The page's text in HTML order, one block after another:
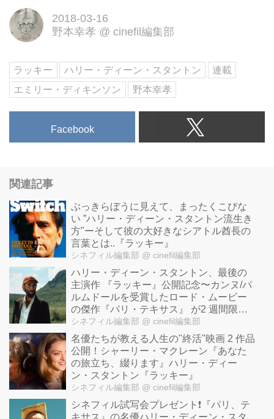
2018-03-16
野本幸孝 @ cinefil編集部
ラッキー ハリー・ディーン・スタントン
連載
エミリー・ディキンソン
野本幸孝
Facebook
関連記事
ぶっきらぼうに見えて、まったくこびな
い ”ハリー・ディーン・スタントン流生き
方"ーそして彼の大好きなシアトル酋長の
言葉とは..『ラッキー』
シネフィル編集部 @ cinefil編集部
ハリー・ディーン・スタントン、最後の
主演作 『ラッキー』公開記念〜カンヌ/パ
ルムドールを受賞したロード・ムービー
の傑作『パリ・テキサス』 が2 週間限定
で上映！
シネフィル編集部 @ cinefil編集部
名優たちが教える人生の"終活"映画 2 作品
公開！シャーリー・マクレーン『あなた
の旅立ち、綴ります』ハリー・ディー
ン・スタントン『ラッキー』
シネフィル編集部 @ cinefil編集部
シネフィル試写会プレゼント❗️『パリ、テ
キサス』の名優ハリー・ディーン・スタ